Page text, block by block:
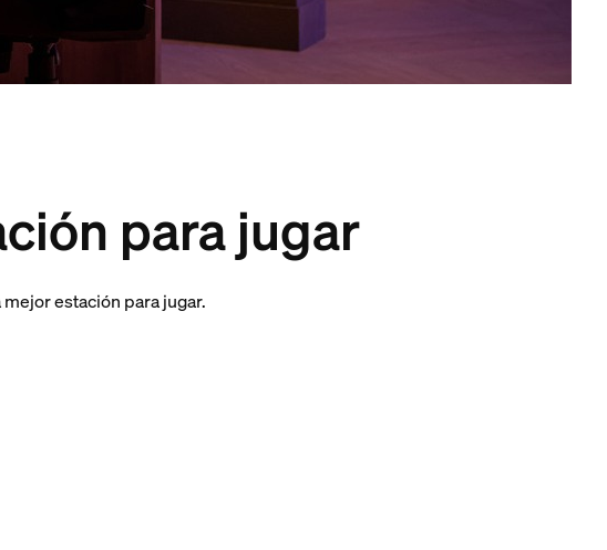
para jugar
estación para jugar.